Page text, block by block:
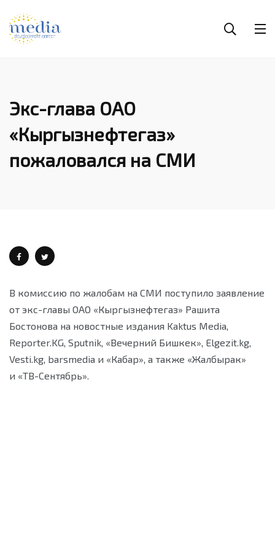
Экс-глава ОАО
«Кыргызнефтегаз»
пожаловался на СМИ
В комиссию по жалобам на СМИ поступило заявление
от экс-главы ОАО «Кыргызнефтегаз» Рашита
Бостонова на новостные издания Kaktus Media,
Reporter.KG, Sputnik, «Вечерний Бишкек», Elgezit.kg,
Vesti.kg, barsmedia и «Кабар», а также «Жалбырак»
и «ТВ-Сентябрь».